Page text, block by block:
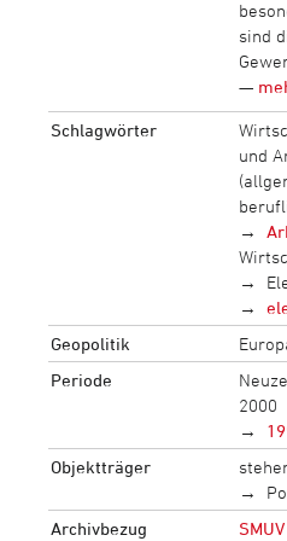
sind
—
Schlagwörter
und
Geopolitik
Periode
2000
Objektträger
Archivbezug